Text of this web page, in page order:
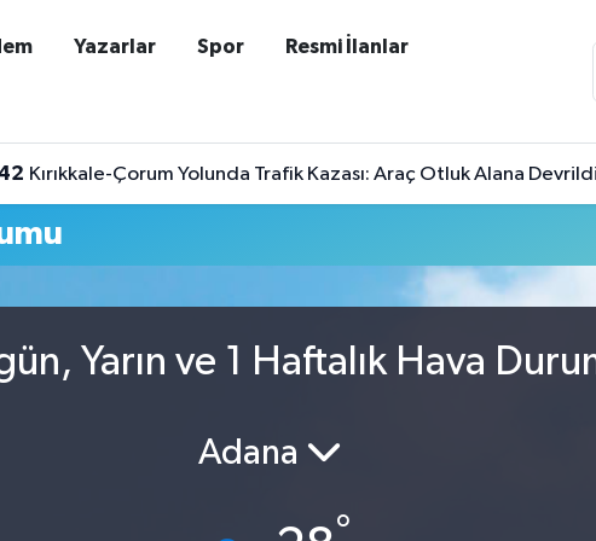
Yazarlar Spor Resmi İlanlar
Kırıkkale-Çorum Yolunda Trafik Kazası: Araç Otluk Alana
Yarın ve 1 Haftalık Hava
Adana
°